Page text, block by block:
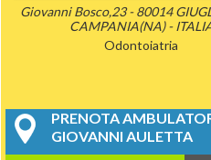
Giovanni Bosco,23 - 80014
CAMPANIA(NA) -
Odontoiatria
PRENOTA
GIOVANNI AULETTA